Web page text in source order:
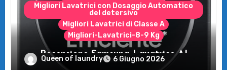
Migliori Lavatrici con Dosaggio Automatico
del detersivo
Migliori Lavatrici di Classe A
Migliori-Lavatrici-8-9 Kg
Recensione Samsung Lavatrice AI
Control: tecnologia e risparmio per il tuo
Queen of laundry 6 Giugno 2026